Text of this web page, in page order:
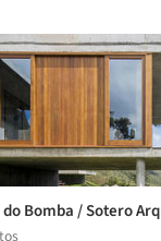
do Bomba / Sotero